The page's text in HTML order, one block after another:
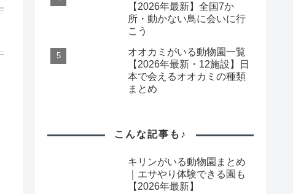
【2026年最新】全国7か
所・動かない鳥に会いに行
こう
オオカミがいる動物園一覧
【2026年最新・12施設】日
本で会えるオオカミの種類
まとめ
こんな記事も♪
キリンがいる動物園まとめ
｜エサやり体験できる園も
【2026年最新】